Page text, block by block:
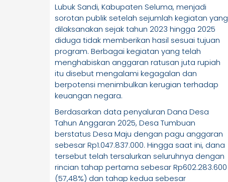
Lubuk Sandi, Kabupaten Seluma, menjadi
sorotan publik setelah sejumlah kegiatan yang
dilaksanakan sejak tahun 2023 hingga 2025
diduga tidak memberikan hasil sesuai tujuan
program. Berbagai kegiatan yang telah
menghabiskan anggaran ratusan juta rupiah
itu disebut mengalami kegagalan dan
berpotensi menimbulkan kerugian terhadap
keuangan negara.
Berdasarkan data penyaluran Dana Desa
Tahun Anggaran 2025, Desa Tumbuan
berstatus Desa Maju dengan pagu anggaran
sebesar Rp1.047.837.000. Hingga saat ini, dana
tersebut telah tersalurkan seluruhnya dengan
rincian tahap pertama sebesar Rp602.283.600
(57,48%) dan tahap kedua sebesar